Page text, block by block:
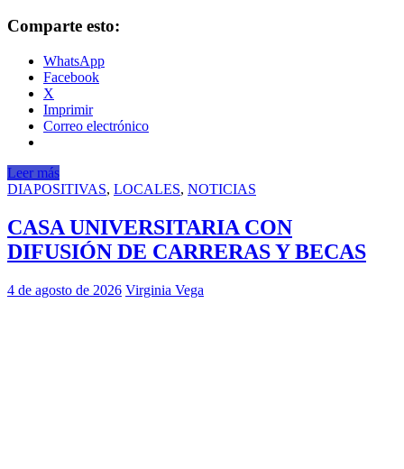
Comparte esto:
WhatsApp
Facebook
X
Imprimir
Correo electrónico
Leer más
DIAPOSITIVAS, LOCALES, NOTICIAS
CASA UNIVERSITARIA CON
DIFUSIÓN DE CARRERAS Y BECAS
4 de agosto de 2026 Virginia Vega